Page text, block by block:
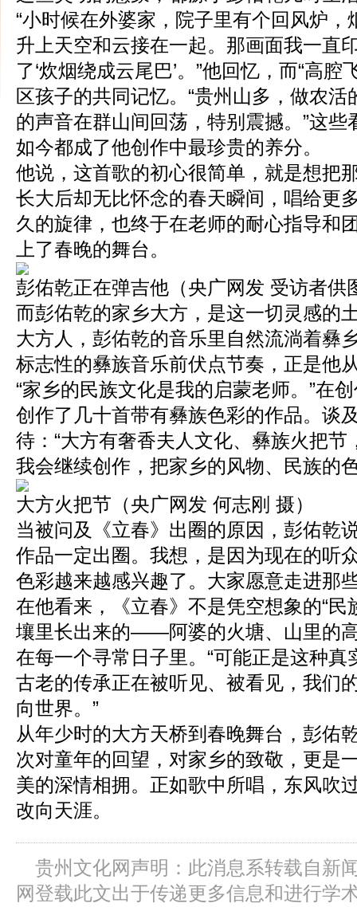
“小时候在外婆家，院子里有个回风炉
升上天空和云接在一起。那画面我一直
了‘炊烟绕成云尾巴’。”他回忆，而“高腔
区孩子的共同记忆。“贵州山多，做农
的声音在群山间回荡，特别震撼。”这
如今都成了他创作中最珍贵的养分。
他说，这首歌的初心很简单，就是想把
长大后却无比怀念的春天瞬间，唱给更
久的旋律，也终于在老师的耐心指导和
上了春晚的舞台。
彭佑乾正在弹吉他（央广网发 受访者供
而彭佑乾的家乡大方，是这一切灵感的
大方人，彭佑乾的音乐里自然流淌着彝
标志性的彝族音乐前伏点节奏，正是他
“家乡的民族文化是我的启蒙老师。”在
创作了几十首带有彝族色彩的作品。谈
待：“大方有奢香夫人文化、彝族火把
我会继续创作，把家乡的风物、民族的
大方火把节（央广网发 何志刚 摄）
当被问及《立春》出圈的原因，彭佑乾
作品一定出圈。我想，是因为现在的听
色彩越来越感兴趣了。大家愿意走进那
在他看来，《立春》不是凭空想象的“民
壤里长出来的——阿婆的火塘、山里的
在每一个寻常日子里。“可能正是这种
古老的传承正在被听见、被看见，我们
向世界。”
从年少时的大方天桥到春晚舞台，彭佑
次对童年的回望，对家乡的致敬，更是
美的深情相拥。正如歌中所唱，东风吹
改向天涯。
贵州文化网声明：此消息系转载自新
网登载此文出于传递更多信息和进行学